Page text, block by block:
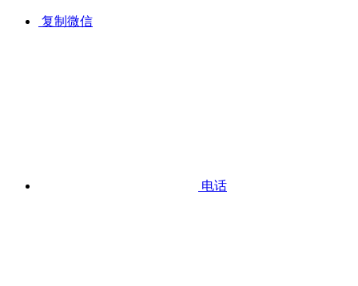
复制微信
电话